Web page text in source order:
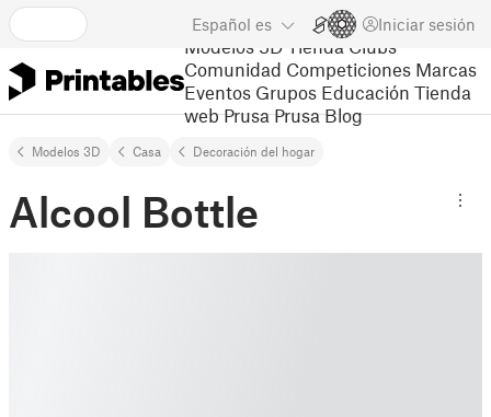
Español es Iniciar sesión
Modelos 3D Tienda Clubs
Comunidad Competiciones Marcas
Eventos Grupos Educación Tienda
web Prusa Prusa Blog
Modelos 3D Casa Decoración del hogar
Alcool Bottle